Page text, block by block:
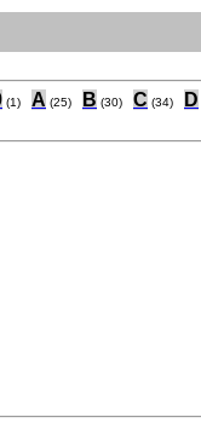
(1) A (25) B (30) C (34) D